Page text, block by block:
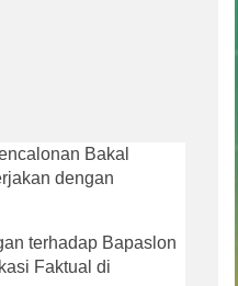
Bakal
dengan
terhadap Bapaslon
Faktual di